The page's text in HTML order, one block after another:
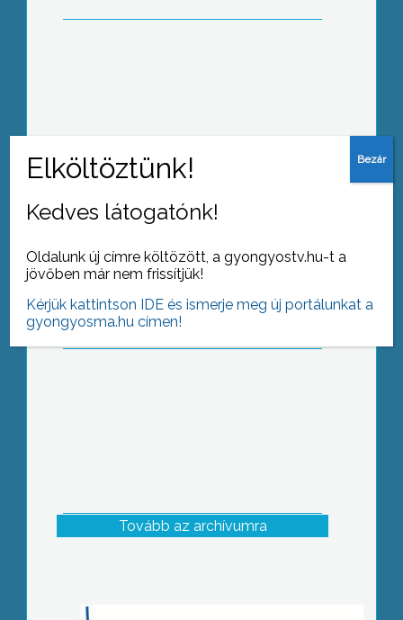
Jótékonysági rendezvényt szerveztek
Jászárokszálláson 3 árván maradt
Tovább az archívumra
Kedves látogatónk!
Oldalunk új címre költözött, a gyongyostv.hu-t a
jövőben már nem frissítjük!
Kérjük kattintson IDE és ismerje meg új portálunkat a
gyongyosma.hu címen!